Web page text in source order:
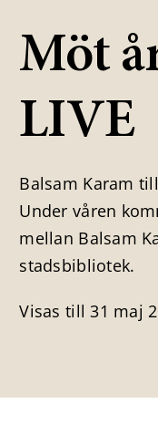
Möt
LIVE
Balsam Karam
Under våren
mellan Balsam
stadsbibliotek.
Visas till 31 maj